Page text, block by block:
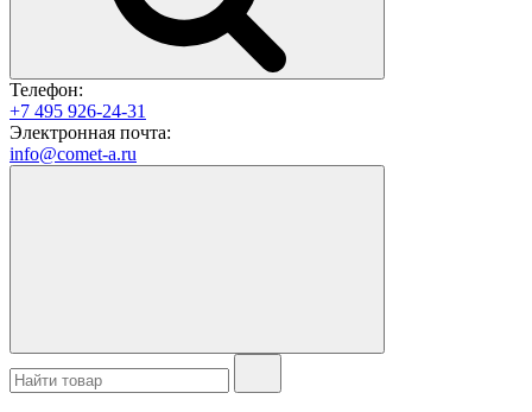
Телефон:
+7 495 926-24-31
Электронная почта:
info@comet-a.ru